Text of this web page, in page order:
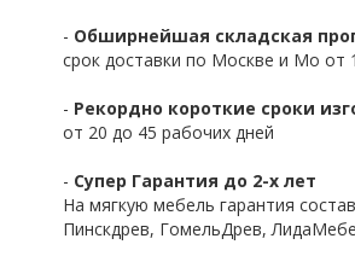
- Обширнейшая складская
срок доставки по Москве и Мо от
- Рекордно короткие сроки
от 20 до 45 рабочих дней
- Супер Гарантия до 2-х лет
На мягкую мебель гарантия
Пинскдрев, ГомельДрев,